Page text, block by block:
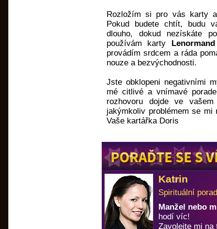
Rozložím si pro vás karty
Pokud budete chtít, budu
dlouho, dokud nezískáte
používám karty Lenormand
provádím srdcem a ráda
nouze a bezvýchodnosti.
Jste obklopeni negativními
mé citlivé a vnímavé
rozhovoru dojde ve
jakýmkoliv problémem se
Vaše kartářka Doris
Katrin
Spirituální
Manžel nebo
hodí víc!
Zavolejte mi